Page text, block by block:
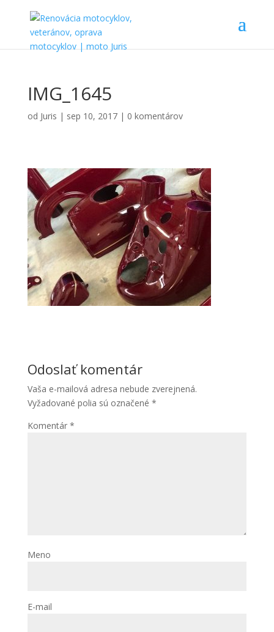
IMG_1645
od Juris | sep 10, 2017| 0 komentárov
Odoslať komentár
Vaša e-mailová adresa nebude zverejnená.
Vyžadované polia sú označené *
Komentár *
Meno
E-mail